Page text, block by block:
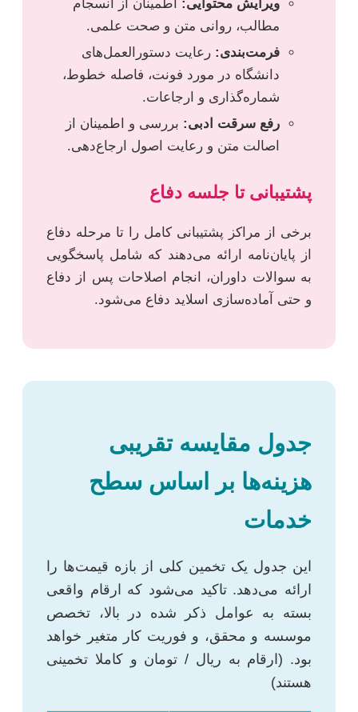
ویرایش محتوایی: اطمینان از انسجام
مطالب، روانی متن و صحت علمی.
فرمت‌بندی: رعایت دستورالعمل‌های
دانشگاه در مورد فونت، فاصله خطوط،
شماره‌گذاری و ارجاعات.
رفع سرقت ادبی: بررسی و اطمینان از
اصالت متن و رعایت اصول ارجاع‌دهی.
پشتیبانی تا جلسه دفاع
برخی از مراکز پشتیبانی کامل را تا مرحله دفاع
از پایان‌نامه ارائه می‌دهند که شامل پاسخگویی
به سوالات داوران، انجام اصلاحات پس از دفاع
و حتی آماده‌سازی اسلاید دفاع می‌شود.
جدول مقایسه تقریبی
هزینه‌ها بر اساس سطح
خدمات
این جدول یک تخمین کلی از بازه قیمت‌ها را
ارائه می‌دهد. تاکید می‌شود که ارقام واقعی
بسته به عوامل ذکر شده در بالا، تخصص
موسسه و محقق، و فوریت کار متغیر خواهد
بود. (ارقام به ریال / تومان و کاملا تخمینی
هستند)